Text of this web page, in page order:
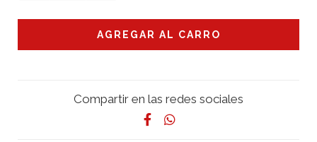
Compartir en las redes sociales